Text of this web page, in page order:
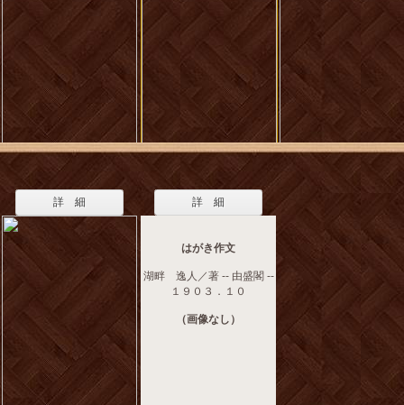
詳 細 詳 細
はがき作文
湖畔 逸人／著 -- 由盛閣 --
１９０３．１０
（画像なし）